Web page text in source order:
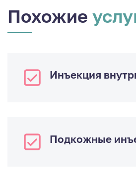
Похожие
Инъекция
Подкожные